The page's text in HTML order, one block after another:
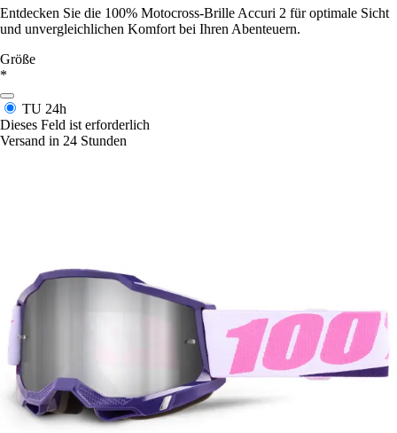
Entdecken Sie die 100% Motocross-Brille Accuri 2 für optimale Sicht
und unvergleichlichen Komfort bei Ihren Abenteuern.
Größe
*
TU 24h
Dieses Feld ist erforderlich
Versand in 24 Stunden